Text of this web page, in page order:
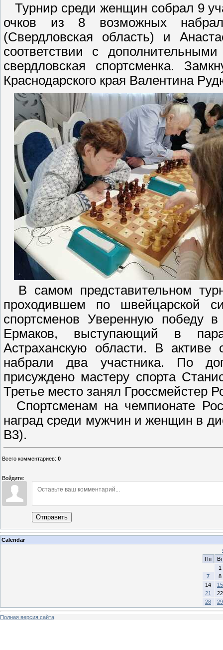
Турнир среди женщин собрал 9
очков из 8 возможных
(Свердловская область) и
соответствии с
свердловская спортсменка.
Краснодарского края Валентина
В самом представительном
проходившем по швейцарской
спортсменов Уверенную победу
Ермаков, выступающий в
Астраханскую области. В
набрали два участника. По
присуждено мастеру спорта
Третье место занял Гроссмейстер
Спортсменам на чемпионате
наград среди мужчин и женщин в
В3).
Всего комментариев: 0
Войдите:
Отправить
Calendar
Пн
Вт
1
7
8
14
15
21
22
28
29
Полная версия сайта